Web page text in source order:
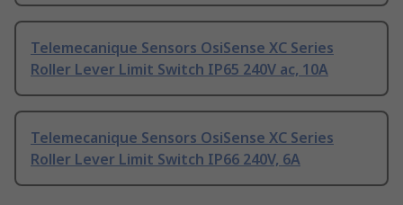
Telemecanique Sensors OsiSense XC Series
Roller Lever Limit Switch IP65 240V ac, 10A
Telemecanique Sensors OsiSense XC Series
Roller Lever Limit Switch IP66 240V, 6A